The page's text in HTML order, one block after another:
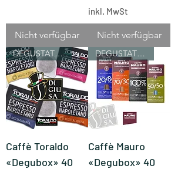
Nicht verfügbar
inkl. MwSt
Nicht verfügbar
DEGUSTATIONSBOX
Caffè Toraldo
«Degubox» 40
DEGUSTATIONSBOX
Caffè Mauro
«Degubox» 40